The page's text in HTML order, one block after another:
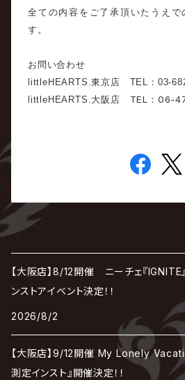
全ての内容をご了承頂いたうえで
す。
お問い合わせ
littleHEARTS.東京店 TEL ： 03-
littleHEARTS.大阪店 TEL ： 06-
【大阪店】8/12開催 ニーチェ『IGNITE
ンストアイベント決定！！
2026/8/2
【大阪店】9/12開催 My Lonely
測定インスト』開催決定！！